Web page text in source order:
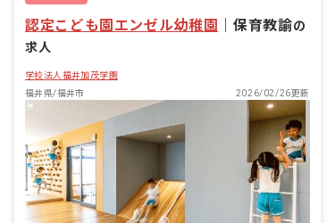
認定こども園エンゼル幼稚園 保育教諭の
求人
学校法人福井加茂学園
福井県/福井市
2026/02/26更新